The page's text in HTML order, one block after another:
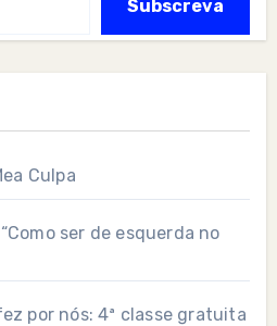
Subscreva
Culpa
ser de esquerda no
por nós: 4ª classe gratuita